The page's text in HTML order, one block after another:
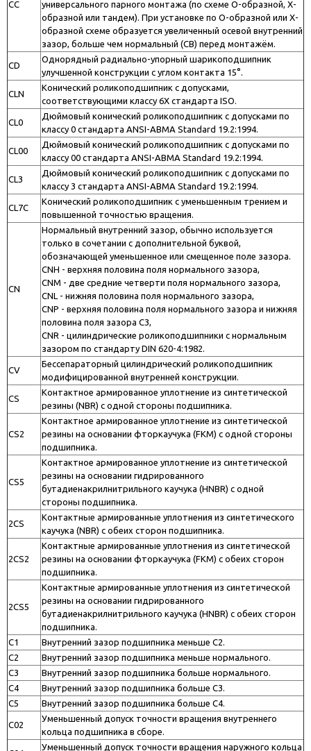
CC
универсального парного монтажа (по схеме О-образной, Х-
образной или тандем). При установке по О-образной или Х-
образной схеме образуется увеличенный осевой внутренний
зазор, больше чем нормальный (СВ) перед монтажём.
CD
Однорядный радиально-упорный шарикоподшипник
улучшенной конструкции с углом контакта 15°.
CLN
Конический роликоподшипник с допусками,
соответствующими классу 6X стандарта ISO.
CL0
Дюймовый конический роликоподшипник с допусками по
классу 0 стандарта ANSI-ABMA Standard 19.2:1994.
CL00
Дюймовый конический роликоподшипник с допусками по
классу 00 стандарта ANSI-ABMA Standard 19.2:1994.
CL3
Дюймовый конический роликоподшипник с допусками по
классу 3 стандарта ANSI-ABMA Standard 19.2:1994.
CL7C
Конический роликоподшипник с уменьшенным трением и
повышенной точностью вращения.
CN
Нормальный внутренний зазор, обычно используется
только в сочетании с дополнительной буквой,
обозначающей уменьшенное или смещенное поле зазора.
CNH - верхняя половина поля нормального зазора,
CNM - две средние четверти поля нормального зазора,
CNL - нижняя половина поля нормального зазора,
CNP - верхняя половина поля нормального зазора и нижняя
половина поля зазора C3,
CNR - цилиндрические роликоподшипники с нормальным
зазором по стандарту DIN 620-4:1982.
CV
Бессепараторный цилиндрический роликоподшипник
модифицированной внутренней конструкции.
CS
Контактное армированное уплотнение из синтетической
резины (NBR) с одной стороны подшипника.
CS2
Контактное армированное уплотнение из синтетической
резины на основании фторкаучука (FКM) с одной стороны
подшипника.
CS5
Контактное армированное уплотнение из синтетической
резины на основании гидрированного
бутадиенакрилнитрильного каучука (HNBR) с одной
стороны подшипника.
2CS
Контактные армированные уплотнения из синтетического
каучука (NBR) с обеих сторон подшипника.
2CS2
Контактные армированные уплотнения из синтетической
резины на основании фторкаучука (FКM) с обеих сторон
подшипника.
2CS5
Контактные армированные уплотнения из синтетической
резины на основании гидрированного
бутадиенакрилнитрильного каучука (HNBR) с обеих сторон
подшипника.
C1
Внутренний зазор подшипника меньше C2.
C2
Внутренний зазор подшипника меньше нормального.
C3
Внутренний зазор подшипника больше нормального.
C4
Внутренний зазор подшипника больше C3.
C5
Внутренний зазор подшипника больше C4.
C02
Уменьшенный допуск точности вращения внутреннего
кольца подшипника в сборе.
Уменьшенный допуск точности вращения наружного кольца